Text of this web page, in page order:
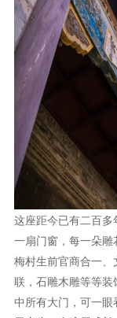
这座距今已有二百
一扇门窗，每一朵
梅村生前官商合一
联，石雕木雕等等
中所有大门，可一眼